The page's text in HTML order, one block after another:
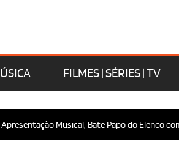
FILMES | SÉRIES | TV
Musical, Bate Papo do Elenco com